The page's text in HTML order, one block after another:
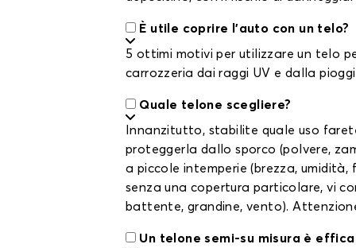
È utile coprire l'auto con un telo?
5 ottimi motivi per utilizzare un telo
carrozzeria dai raggi UV e dalla
Quale telone scegliere?
Innanzitutto, stabilite quale uso
proteggerla dallo sporco (polvere,
a piccole intemperie (brezza,
senza una copertura particolare, vi
battente, grandine, vento).
Un telone semi-su misura è